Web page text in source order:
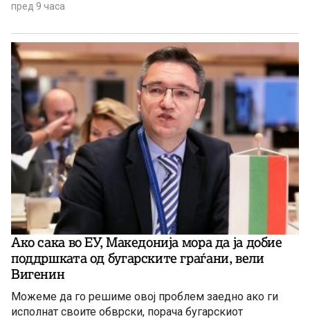
пред 9 часа
Ако сака во ЕУ, Македонија мора да ја добие
поддршката од бугарските граѓани, вели
Вигенин
Можеме да го решиме овој проблем заедно ако ги
исполнат своите обврски, порача бугарскиот